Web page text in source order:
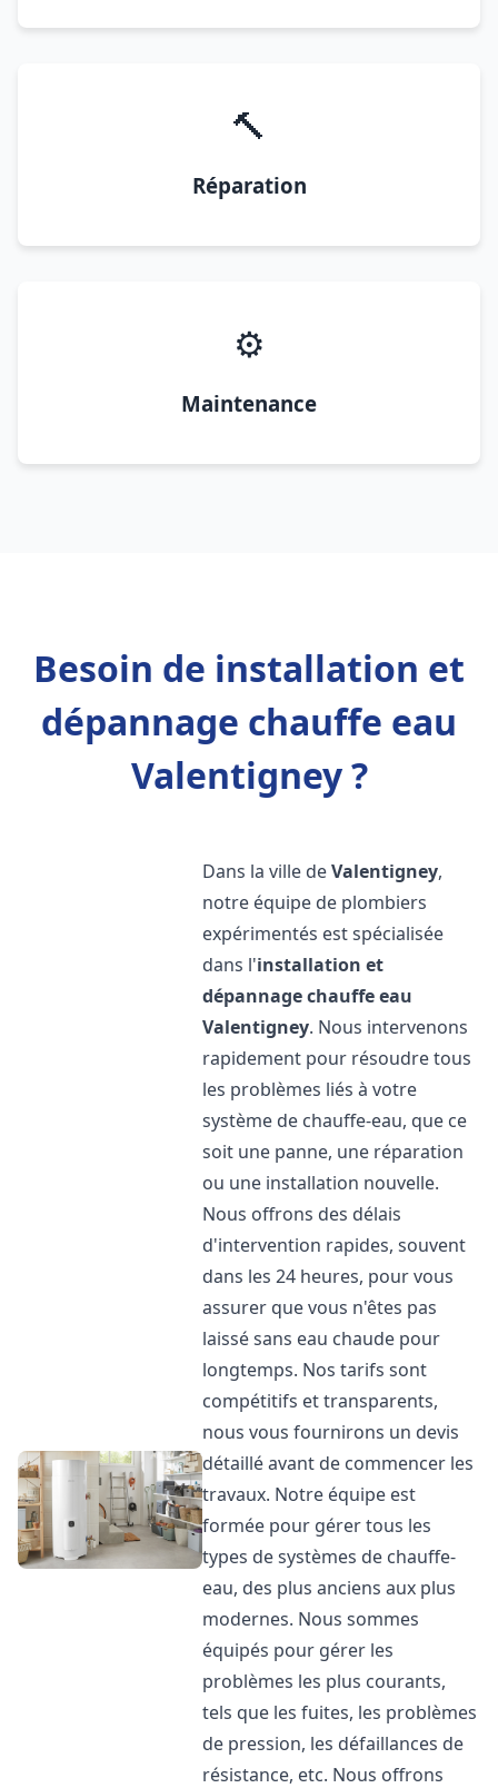
🔨
Réparation
⚙️
Maintenance
Besoin de installation et
dépannage chauffe eau
Valentigney ?
Dans la ville deValentigney,
notre équipe de plombiers
expérimentés est spécialisée
dans l'installation et
dépannage chauffe eau
Valentigney. Nous intervenons
rapidement pour résoudre tous
les problèmes liés à votre
système de chauffe-eau, que ce
soit une panne, une réparation
ou une installation nouvelle.
Nous offrons des délais
d'intervention rapides, souvent
dans les 24 heures, pour vous
assurer que vous n'êtes pas
laissé sans eau chaude pour
longtemps. Nos tarifs sont
compétitifs et transparents,
nous vous fournirons un devis
détaillé avant de commencer les
travaux. Notre équipe est
formée pour gérer tous les
types de systèmes de chauffe-
eau, des plus anciens aux plus
modernes. Nous sommes
équipés pour gérer les
problèmes les plus courants,
tels que les fuites, les problèmes
de pression, les défaillances de
résistance, etc. Nous offrons